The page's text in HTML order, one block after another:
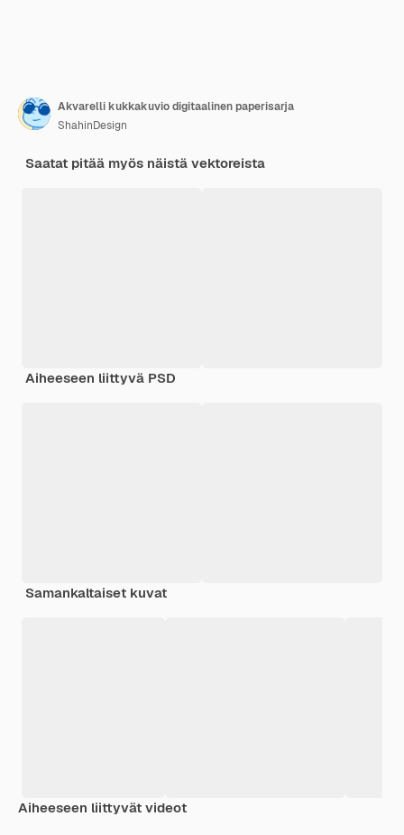
Akvarelli kukkakuvio digitaalinen paperisarja
ShahinDesign
Saatat pitää myös näistä vektoreista
Aiheeseen liittyvä PSD
Samankaltaiset kuvat
Aiheeseen liittyvät videot